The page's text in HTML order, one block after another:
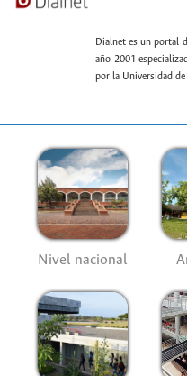
Dialnet es un portal
año 2001
por la Universidad de
Nivel nacional